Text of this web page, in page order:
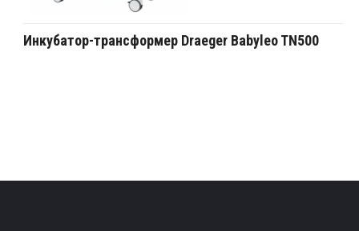
Инкубатор-трансформер Draeger Babyleo TN500